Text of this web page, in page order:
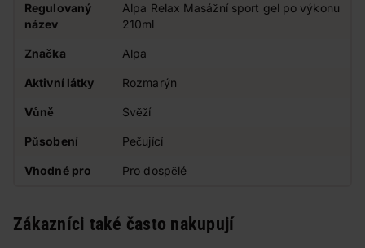
Regulovaný
název
Alpa Relax Masážní sport gel po výkonu
210ml
Značka Alpa
Aktivní látky Rozmarýn
Vůně Svěží
Působení Pečující
Vhodné pro Pro dospělé
Zákazníci také často nakupují